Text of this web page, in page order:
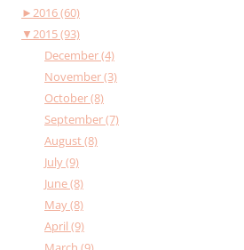
►2016 (60)
▼2015 (93)
December (4)
November (3)
October (8)
September (7)
August (8)
July (9)
June (8)
May (8)
April (9)